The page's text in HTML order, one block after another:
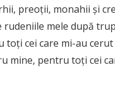
preoţii, monahii şi
mele după
toţi cei care mi-au
mine, pentru toţi cei